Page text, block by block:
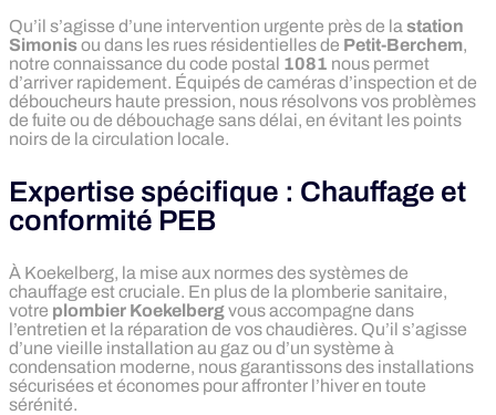
Qu’il s’agisse d’une intervention urgente près de la station
Simonisou dans les rues résidentielles de Petit-Berchem,
notre connaissance du code postal 1081 nous permet
d’arriver rapidement. Équipés de caméras d’inspection et de
déboucheurs haute pression, nous résolvons vos problèmes
de fuite ou de débouchage sans délai, en évitant les points
noirs de la circulation locale.
Expertise spécifique : Chauffage et
conformité PEB
À Koekelberg, la mise aux normes des systèmes de
chauffage est cruciale. En plus de la plomberie sanitaire,
votre plombier Koekelbergvous accompagne dans
l’entretien et la réparation de vos chaudières. Qu’il s’agisse
d’une vieille installation au gaz ou d’un système à
condensation moderne, nous garantissons des installations
sécurisées et économes pour affronter l’hiver en toute
sérénité.